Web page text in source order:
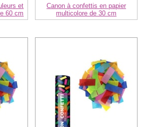
et
60 cm
Canon à confettis en papier
multicolore de 30 cm